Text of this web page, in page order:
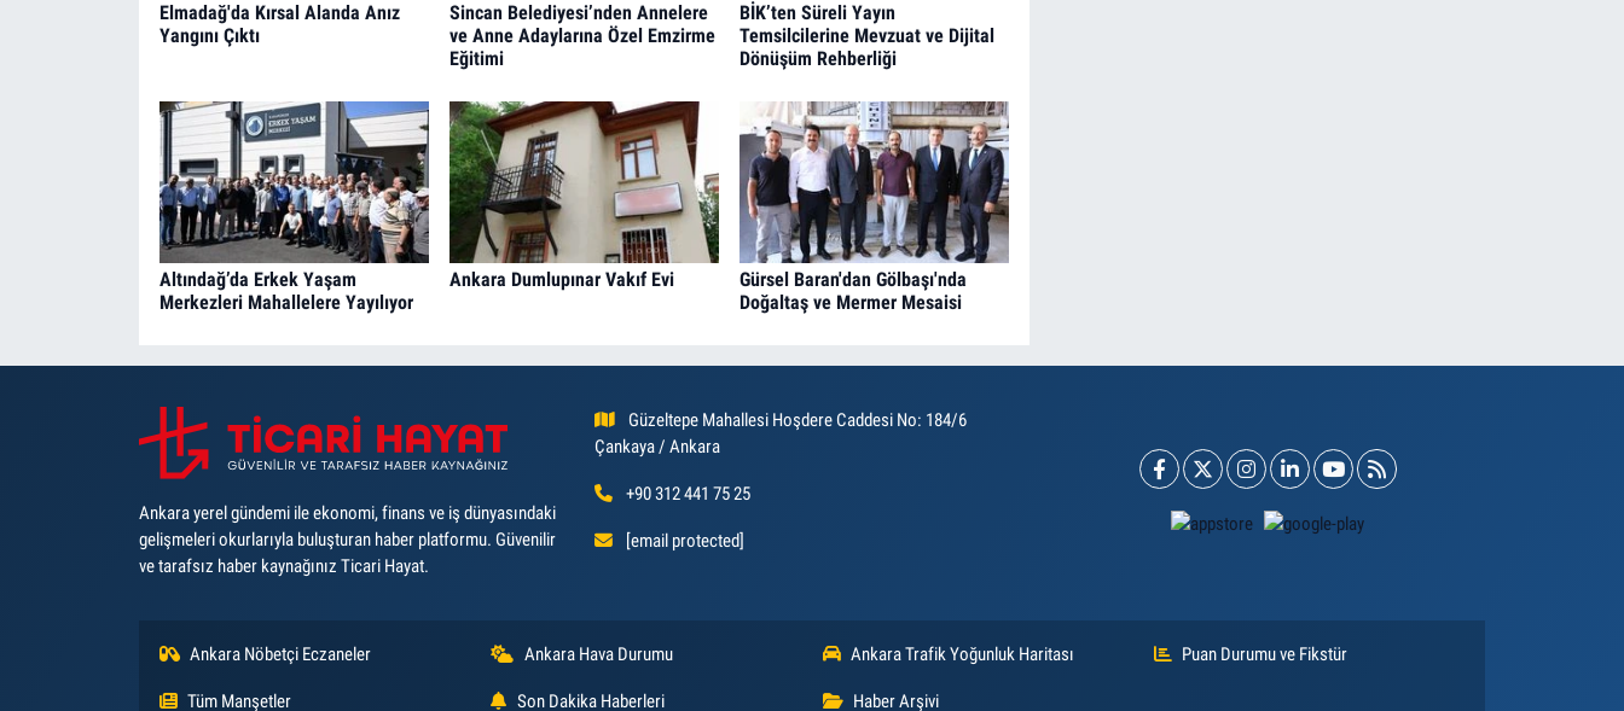
Elmadağ'da Kırsal Alanda Anız
Yangını Çıktı
Sincan Belediyesi’nden Annelere
ve Anne Adaylarına Özel Emzirme
Eğitimi
BİK’ten Süreli Yayın
Temsilcilerine Mevzuat ve Dijital
Dönüşüm Rehberliği
Altındağ’da Erkek Yaşam
Merkezleri Mahallelere Yayılıyor
Ankara Dumlupınar Vakıf Evi
Gürsel Baran'dan Gölbaşı'nda
Doğaltaş ve Mermer Mesaisi
Ankara yerel gündemi ile ekonomi, finans ve iş dünyasındaki
gelişmeleri okurlarıyla buluşturan haber platformu. Güvenilir
ve tarafsız haber kaynağınız Ticari Hayat.
Güzeltepe Mahallesi Hoşdere Caddesi No: 184/6
Çankaya / Ankara
+90 312 441 75 25
[email protected]
Ankara Nöbetçi Eczaneler Ankara Hava Durumu Ankara Trafik Yoğunluk Haritası Puan Durumu ve Fikstür
Tüm Manşetler Son Dakika Haberleri Haber Arşivi